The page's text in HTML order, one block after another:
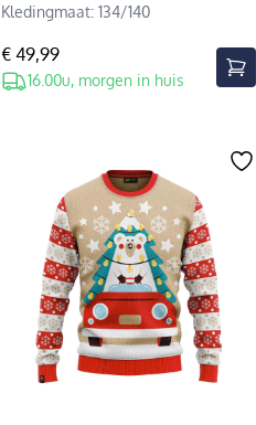
Kledingmaat: 134/140
€ 49,99
16.00u, morgen in huis